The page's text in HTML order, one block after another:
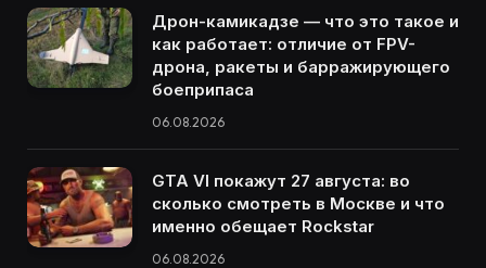
Дрон-камикадзе — что это такое и
как работает: отличие от FPV-
дрона, ракеты и барражирующего
боеприпаса
06.08.2026
GTA VI покажут 27 августа: во
сколько смотреть в Москве и что
именно обещает Rockstar
06.08.2026